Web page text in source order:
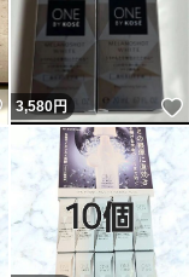
いいね！
3,580円